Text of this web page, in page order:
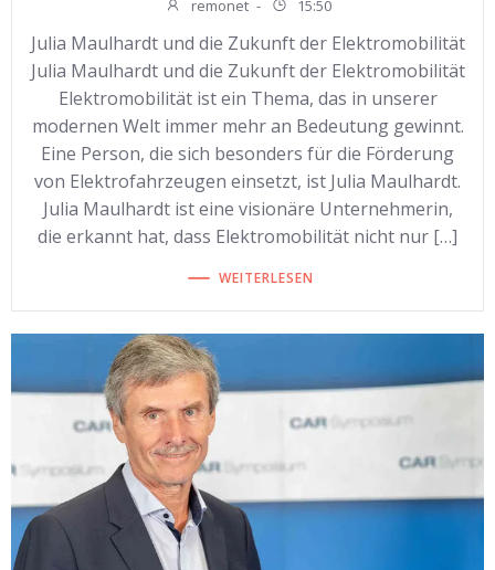
remonet - 15:50
Julia Maulhardt und die Zukunft der Elektromobilität
Julia Maulhardt und die Zukunft der Elektromobilität
Elektromobilität ist ein Thema, das in unserer
modernen Welt immer mehr an Bedeutung gewinnt.
Eine Person, die sich besonders für die Förderung
von Elektrofahrzeugen einsetzt, ist Julia Maulhardt.
Julia Maulhardt ist eine visionäre Unternehmerin,
die erkannt hat, dass Elektromobilität nicht nur […]
WEITERLESEN